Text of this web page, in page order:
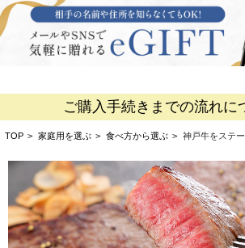
ご購入手続きまでの流れ
TOP > 家庭用を選ぶ > 食べ方から選ぶ > 神戸牛をステ